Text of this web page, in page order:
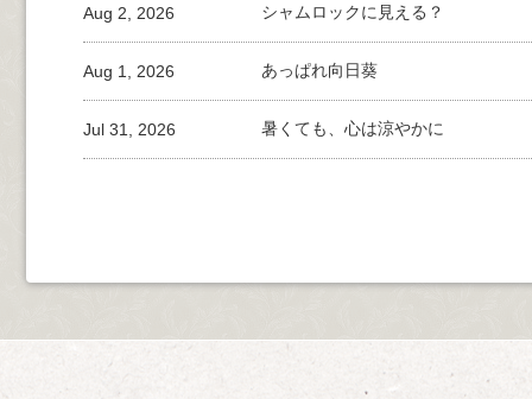
シャムロックに見える？
Aug 2, 2026
あっぱれ向日葵
Aug 1, 2026
暑くても、心は涼やかに
Jul 31, 2026